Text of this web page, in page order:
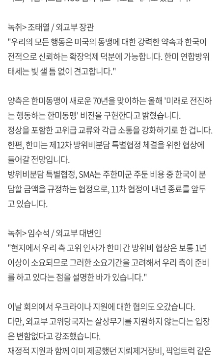
녹취> 조태열 / 외교부 장관
"우리의 모든 행동은 미국의 동맹에 대한 강력한 약속과 한국이
전적으로 신뢰하는 확장억제 덕분에 가능합니다. 한미 연합방위
태세는 빛 샐 틈 없이 견고합니다."
양측은 한미동맹이 새로운 70년을 맞이하는 올해 '미래로 전진하
는 행동하는 한미동맹' 비전을 구현한다고 밝혔습니다.
정상을 포함한 고위급 교류와 각급 소통을 강화하기로 한 겁니다.
한편, 한미는 제12차 방위비분담 특별협정 체결을 위한 협상에
들어갈 전망입니다.
방위비분담 특별협정, SMA는 주한미군 주둔 비용 중 한국이 분
담할 금액을 규정하는 협정으로, 11차 협정이 내년 종료를 앞두
고 있습니다.
녹취> 임수석 / 외교부 대변인
"현지에서 우리 측 고위 인사가 한미 간 방위비 협상은 보통 1년
이상이 소요되므로 그러한 소요기간을 고려해서 우리 측이 준비
를 하고 있다는 점을 설명한 바가 있습니다."
이날 회의에서 우크라이나 지원에 대한 협의도 오갔습니다.
다만, 외교부 고위당국자는 살상무기를 지원하지 않는다는 입장
은 변함없다고 강조했습니다.
재정적 지원과 함께 이미 제공했던 지뢰제거장비, 픽업트럭 같은